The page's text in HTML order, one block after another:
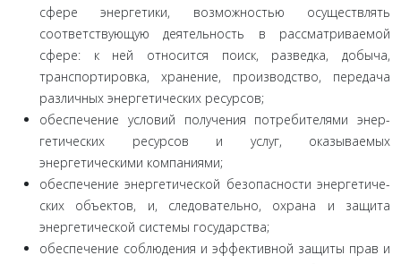
сфере энергетики, возможностью осуществлять
соответствую­щую деятельность в рассматриваемой
сфере: к ней относится поиск, разведка, добыча,
транспортировка, хранение, произ­водство, передача
различных энергетических ресурсов;
обеспечение условий получения потребителями энер­
гетических ресурсов и услуг, оказываемых
энергетическими компаниями;
обеспечение энергетической безопасности энергетиче­
ских объектов, и, следовательно, охрана и защита
энергетиче­ской системы государства;
обеспечение соблюдения и эффективной защиты прав и